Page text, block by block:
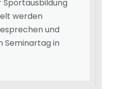
Sportausbildung
werden
und
Seminartag in